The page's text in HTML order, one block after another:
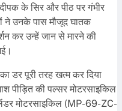
के सिर और पीठ पर गंभीर
ने उनके पास मौजूद घातक
कर उन्हें जान से मारने की
डर पूरी तरह खत्म कर दिया
पीड़ित की पल्सर मोटरसाइकिल
मोटरसाइकिल (MP-69-ZC-